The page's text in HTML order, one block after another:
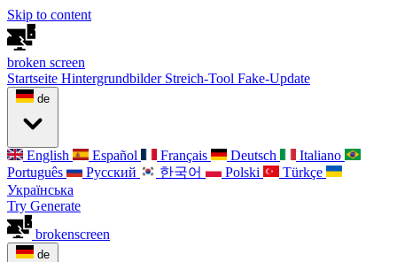
Skip to content
broken screen
Startseite Hintergrundbilder Streich-Tool Fake-Update
de
English Español Français Deutsch
Italiano
Português
Русский 한국어 Polski
Türkçe
Українська
Try Generate
brokenscreen
de